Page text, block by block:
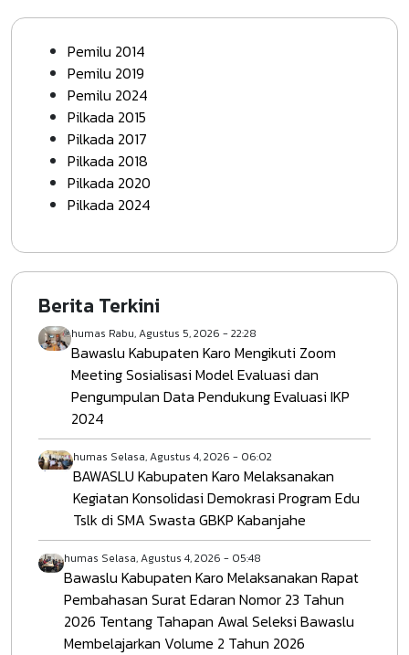
Pemilu 2014
Pemilu 2019
Pemilu 2024
Pilkada 2015
Pilkada 2017
Pilkada 2018
Pilkada 2020
Pilkada 2024
Berita Terkini
humas Rabu, Agustus 5, 2026 - 22:28
Bawaslu Kabupaten Karo Mengikuti Zoom
Meeting Sosialisasi Model Evaluasi dan
Pengumpulan Data Pendukung Evaluasi IKP
2024
humas Selasa, Agustus 4, 2026 - 06:02
BAWASLU Kabupaten Karo Melaksanakan
Kegiatan Konsolidasi Demokrasi Program Edu
Tslk di SMA Swasta GBKP Kabanjahe
humas Selasa, Agustus 4, 2026 - 05:48
Bawaslu Kabupaten Karo Melaksanakan Rapat
Pembahasan Surat Edaran Nomor 23 Tahun
2026 Tentang Tahapan Awal Seleksi Bawaslu
Membelajarkan Volume 2 Tahun 2026